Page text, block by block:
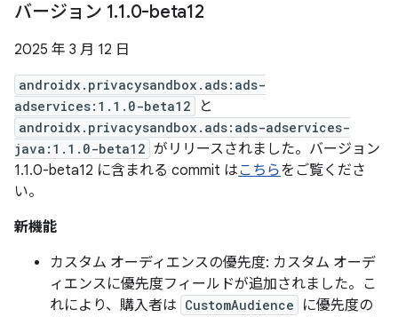
バージョン 1.1.0-beta12
2025 年 3 月 12 日
androidx.privacysandbox.ads:ads-
adservices:1.1.0-beta12
と
androidx.privacysandbox.ads:ads-adservices-
java:1.1.0-beta12 がリリースされました。バージョン
1.1.0-beta12 に含まれる commit はこちらをご覧くださ
い。
新機能
カスタム オーディエンスの優先度: カスタム オーデ
ィエンスに優先度フィールドが追加されました。こ
れにより、購入者は CustomAudience
に優先度の